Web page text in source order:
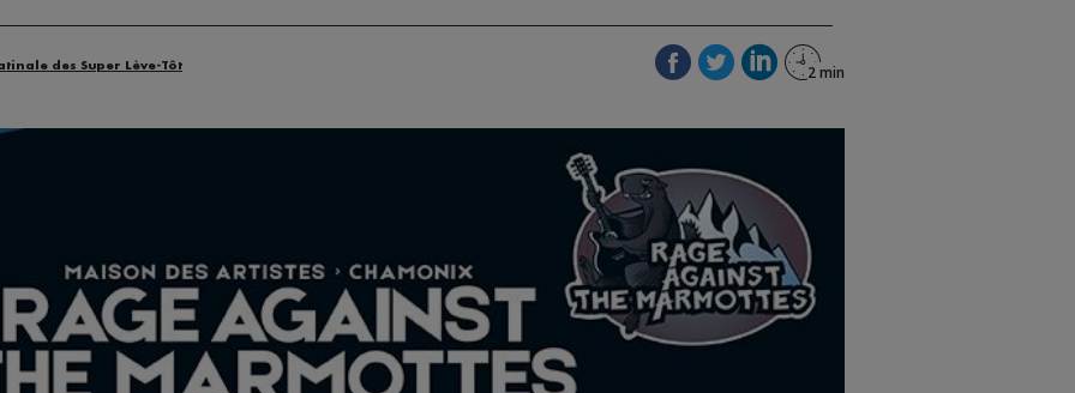
des Super Lève-Tôt